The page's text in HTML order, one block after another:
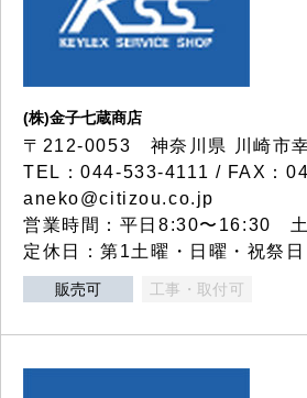
(株)金子七蔵商店
〒212-0053 神奈川県 川崎市
TEL：044-533-4111 / FAX：
aneko@citizou.co.jp
営業時間：平日8:30〜16:30
定休日：第1土曜・日曜・祝祭日
販売可 工事・取付可